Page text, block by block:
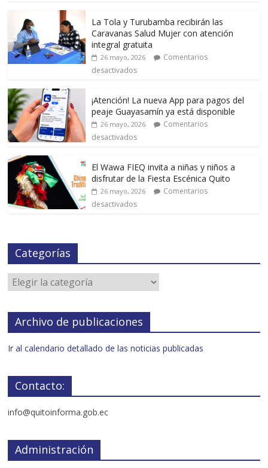
La Tola y Turubamba recibirán las
Caravanas Salud Mujer con atención
integral gratuita
26 mayo, 2026
Comentarios
desactivados
¡Atención! La nueva App para pagos del
peaje Guayasamín ya está disponible
26 mayo, 2026
Comentarios
desactivados
El Wawa FIEQ invita a niñas y niños a
disfrutar de la Fiesta Escénica Quito
26 mayo, 2026
Comentarios
desactivados
Categorías
Archivo de publicaciones
Ir al calendario detallado de las noticias publicadas
Contacto:
info@quitoinforma.gob.ec
Administración